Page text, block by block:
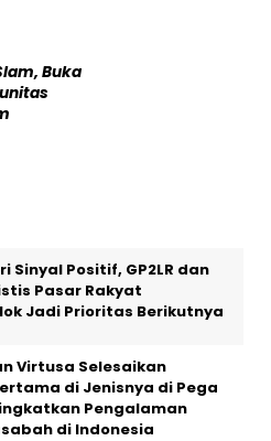
Buka
Sinyal Positif, GP2LR dan
Pasar Rakyat
Jadi Prioritas Berikutnya
Virtusa Selesaikan
di Jenisnya di Pega
Pengalaman
di Indonesia